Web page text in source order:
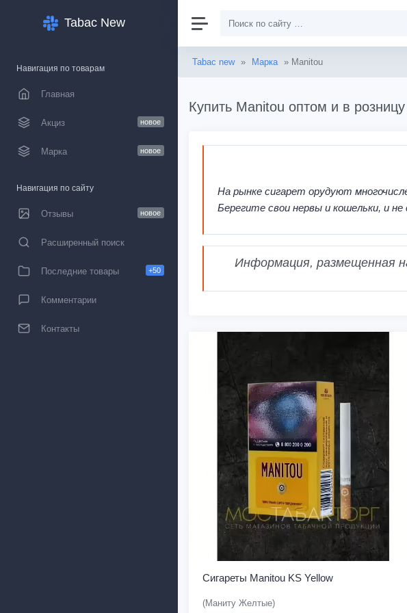
Tabac New
Навигация по товарам
Главная
Акциз новое
Марка новое
Навигация по сайту
Отзывы новое
Расширенный поиск
Последние товары +50
Комментарии
Контакты
Tabac new » Марка » Manitou
Купить Manitou оптом и в
На рынке сигарет орудуют
Берегите свои нервы и кошельки, и
Информация, размещенная
Сигареты Manitou KS Yellow
(Маниту Желтые)